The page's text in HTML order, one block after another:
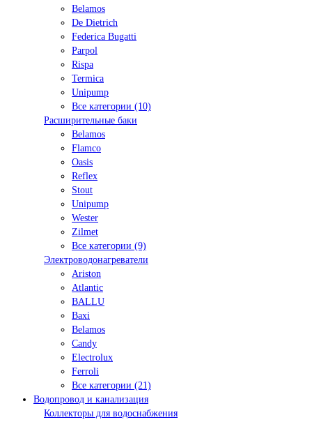
Belamos
De Dietrich
Federica Bugatti
Parpol
Rispa
Termica
Unipump
Все категории (10)
Расширительные баки
Belamos
Flamco
Oasis
Reflex
Stout
Unipump
Wester
Zilmet
Все категории (9)
Электроводонагреватели
Ariston
Atlantic
BALLU
Baxi
Belamos
Candy
Electrolux
Ferroli
Все категории (21)
Водопровод и канализация
Коллекторы для водоснабжения